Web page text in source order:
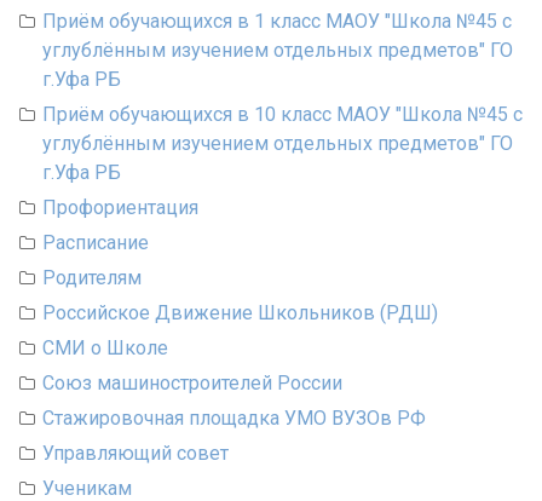
Приём обучающихся в 1 класс МАОУ "Школа №45 с
углублённым изучением отдельных предметов" ГО
г.Уфа РБ
Приём обучающихся в 10 класс МАОУ "Школа №45 с
углублённым изучением отдельных предметов" ГО
г.Уфа РБ
Профориентация
Расписание
Родителям
Российское Движение Школьников (РДШ)
СМИ о Школе
Союз машиностроителей России
Стажировочная площадка УМО ВУЗОв РФ
Управляющий совет
Ученикам